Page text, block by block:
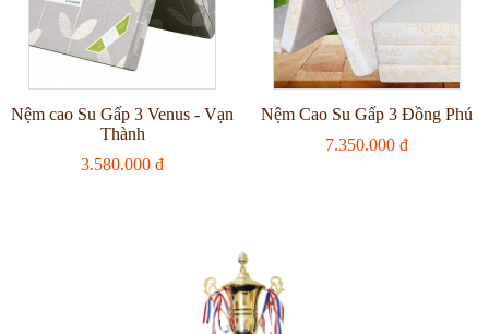
Nệm cao Su Gấp 3 Venus - Vạn
Thành
3.580.000 đ
Nệm Cao Su Gấp 3 Đồng Phú
7.350.000 đ